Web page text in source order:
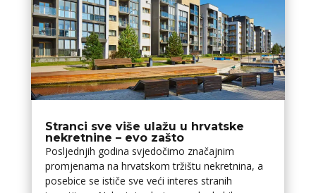
Stranci sve više ulažu u hrvatske
nekretnine – evo zašto
Posljednjih godina svjedočimo značajnim
promjenama na hrvatskom tržištu nekretnina, a
posebice se ističe sve veći interes stranih